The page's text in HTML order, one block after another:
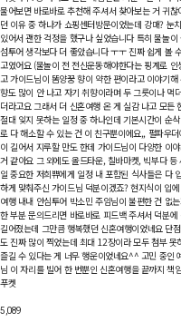
물어보면 바로바로 추천해 주셔서 찾아보는 거 귀
던 이유 중 하나가 쇼핑센터방문이었는데 강매?
있어서 괜한 걱정을 했구나 싶었습니다 특히 물놀
섬투어 생각보다 더 좋았습니다 ㅜㅜ 진짜 쉽게 볼
고였어요 (물놀이 전 전신운동해야한다는 핑계로
고 가이드님이 똠양꿍 향이 약한 편이라고 이야기
향도 많이 안 나고 자기 취향이라며 두 그릇이나 먹
더라고요 그래서 더 신혼여행 온 게 실감 나고 모
절대 잊지 못하는 일정 중 하나인데 기본시간이 순
로 다 해소할 수 있는 건 이 친구뿐이에요,, 펄파우
이 길어서 지루할 만도 한데 가이드님이 다양한 이
거 같아요 그 외에도 올드타운, 칠바마켓, 빅부다
일 중요한 저희쀼에게 일정 내 포함된 식사들은 다
하게 맞춰주신 가이드님 덕분이겠죠? 현지식이 입
여행 내내 안심투어 박소민 주임님이 불편한 건 없
한 부분 문의드리면 바로바로 피드백 주셔서 덕분
길어졌는데 그만큼 행복했던 신혼여행이었네요 단
도 진짜 많이 찍었는데 최대 12장이라 모두 첨부
즐길 수 있다는 게 너무 행운이었네요^^ 고민 중인
님 이 자리를 빌어 한 번뿐인 신혼여행을 끝까지 책
푸켓
5,089